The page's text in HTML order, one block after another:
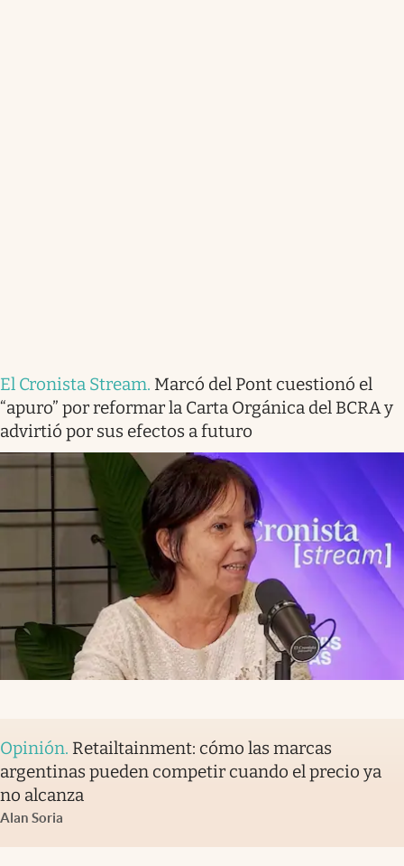
El Cronista Stream. Marcó del Pont cuestionó el
“apuro” por reformar la Carta Orgánica del BCRA y
advirtió por sus efectos a futuro
Opinión. Retailtainment: cómo las marcas
argentinas pueden competir cuando el precio ya
no alcanza
Alan Soria